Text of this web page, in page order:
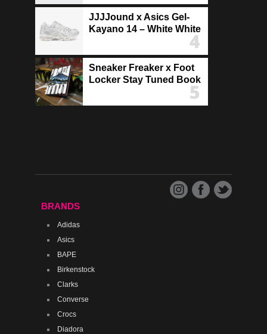
JJJJound x Asics Gel-
Kayano 14 – White White
Sneaker Freaker x Foot
Locker Stay Tuned Book
BRANDS
Adidas
Asics
BAPE
Birkenstock
Clarks
Converse
Crocs
Diadora